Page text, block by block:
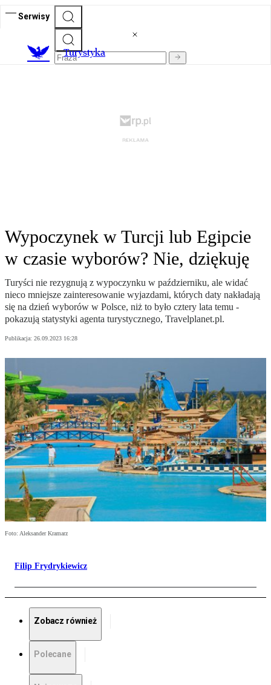
Serwisy
Turystyka
Wypoczynek w Turcji lub Egipcie
w czasie wyborów? Nie, dziękuję
Turyści nie rezygnują z wypoczynku w październiku, ale widać
nieco mniejsze zainteresowanie wyjazdami, których daty nakładają
się na dzień wyborów w Polsce, niż to było cztery lata temu -
pokazują statystyki agenta turystycznego, Travelplanet.pl.
Publikacja: 26.09.2023 16:28
Foto: Aleksander Kramarz
Filip Frydrykiewicz
Zobacz również
Polecane